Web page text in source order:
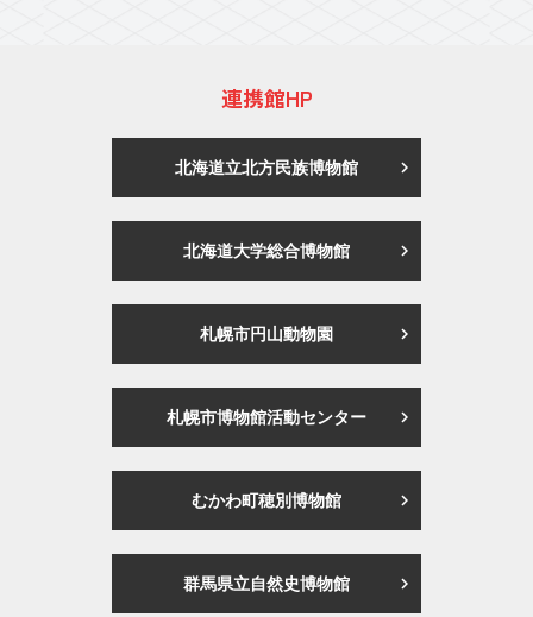
連携館HP
北海道立北方民族博物館
北海道大学総合博物館
札幌市円山動物園
札幌市博物館活動センター
むかわ町穂別博物館
群馬県立自然史博物館